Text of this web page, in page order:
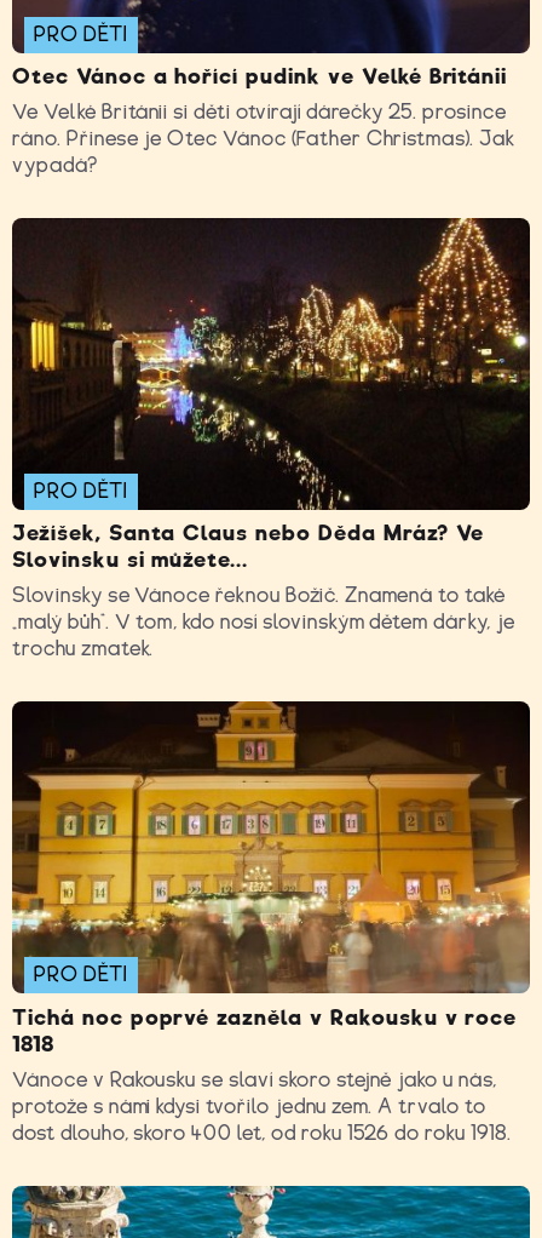
PRO DĚTI
Otec Vánoc a hořící pudink ve Velké Británii
Ve Velké Británii si děti otvírají dárečky 25. prosince
ráno. Přinese je Otec Vánoc (Father Christmas). Jak
vypadá?
PRO DĚTI
Ježíšek, Santa Claus nebo Děda Mráz? Ve
Slovinsku si můžete...
Slovinsky se Vánoce řeknou Božič. Znamená to také
„malý bůh“. V tom, kdo nosí slovinským dětem dárky, je
trochu zmatek.
PRO DĚTI
Tichá noc poprvé zazněla v Rakousku v roce
1818
Vánoce v Rakousku se slaví skoro stejně jako u nás,
protože s námi kdysi tvořilo jednu zem. A trvalo to
dost dlouho, skoro 400 let, od roku 1526 do roku 1918.